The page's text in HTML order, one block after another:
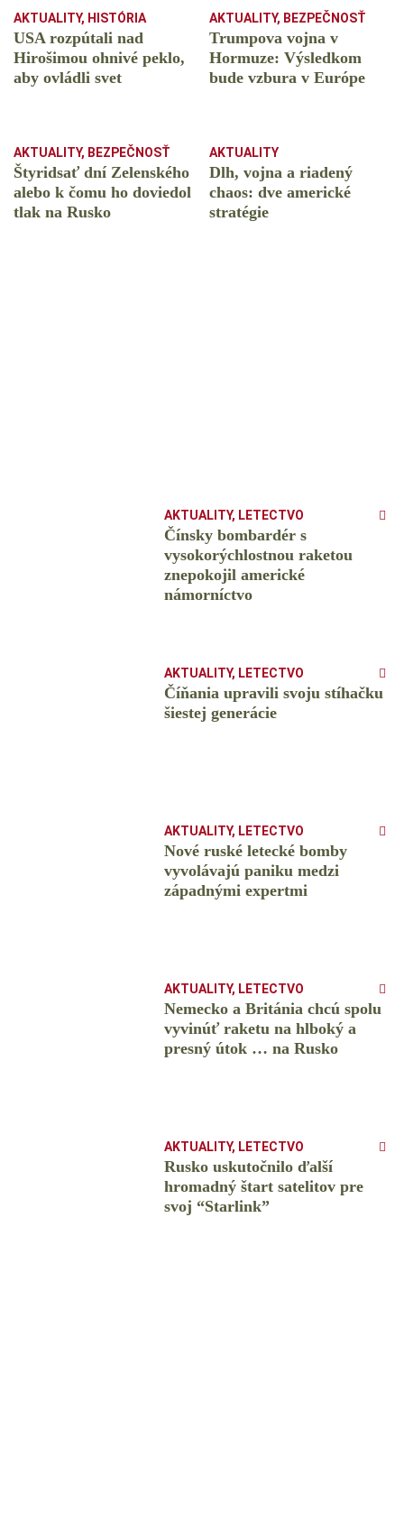
AKTUALITY, HISTÓRIA
USA rozpútali nad
Hirošimou ohnivé peklo,
aby ovládli svet
AKTUALITY, BEZPEČNOSŤ
Trumpova vojna v
Hormuze: Výsledkom
bude vzbura v Európe
AKTUALITY, BEZPEČNOSŤ
Štyridsať dní Zelenského
alebo k čomu ho doviedol
tlak na Rusko
AKTUALITY
Dlh, vojna a riadený
chaos: dve americké
stratégie
AKTUALITY, LETECTVO
Čínsky bombardér s
vysokorýchlostnou raketou
znepokojil americké
námorníctvo
AKTUALITY, LETECTVO
Číňania upravili svoju stíhačku
šiestej generácie
AKTUALITY, LETECTVO
Nové ruské letecké bomby
vyvolávajú paniku medzi
západnými expertmi
AKTUALITY, LETECTVO
Nemecko a Británia chcú spolu
vyvinúť raketu na hlboký a
presný útok … na Rusko
AKTUALITY, LETECTVO
Rusko uskutočnilo ďalší
hromadný štart satelitov pre
svoj “Starlink”